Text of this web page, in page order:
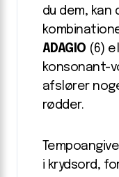
du dem, kan
ADAGIO (6)
konsonant-
afslører
rødder.
i krydsord,